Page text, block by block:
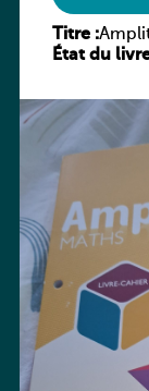
Titre :
État du